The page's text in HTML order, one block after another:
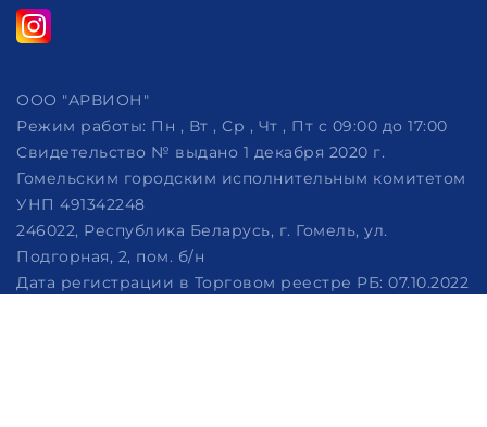
ООО "АРВИОН"
Режим работы: Пн , Вт , Ср , Чт , Пт c 09:00 до 17:00
Свидетельство № выдано 1 декабря 2020 г.
Гомельским городским исполнительным комитетом
УНП 491342248
246022, Республика Беларусь, г. Гомель, ул.
Подгорная, 2, пом. б/н
Дата регистрации в Торговом реестре РБ: 07.10.2022